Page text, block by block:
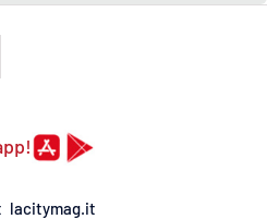
lacitymag.it